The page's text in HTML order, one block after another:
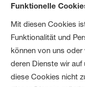
Funktionelle
Mit diesen Cookies
Funktionalität und
können von uns
deren Dienste wir auf
diese Cookies nicht